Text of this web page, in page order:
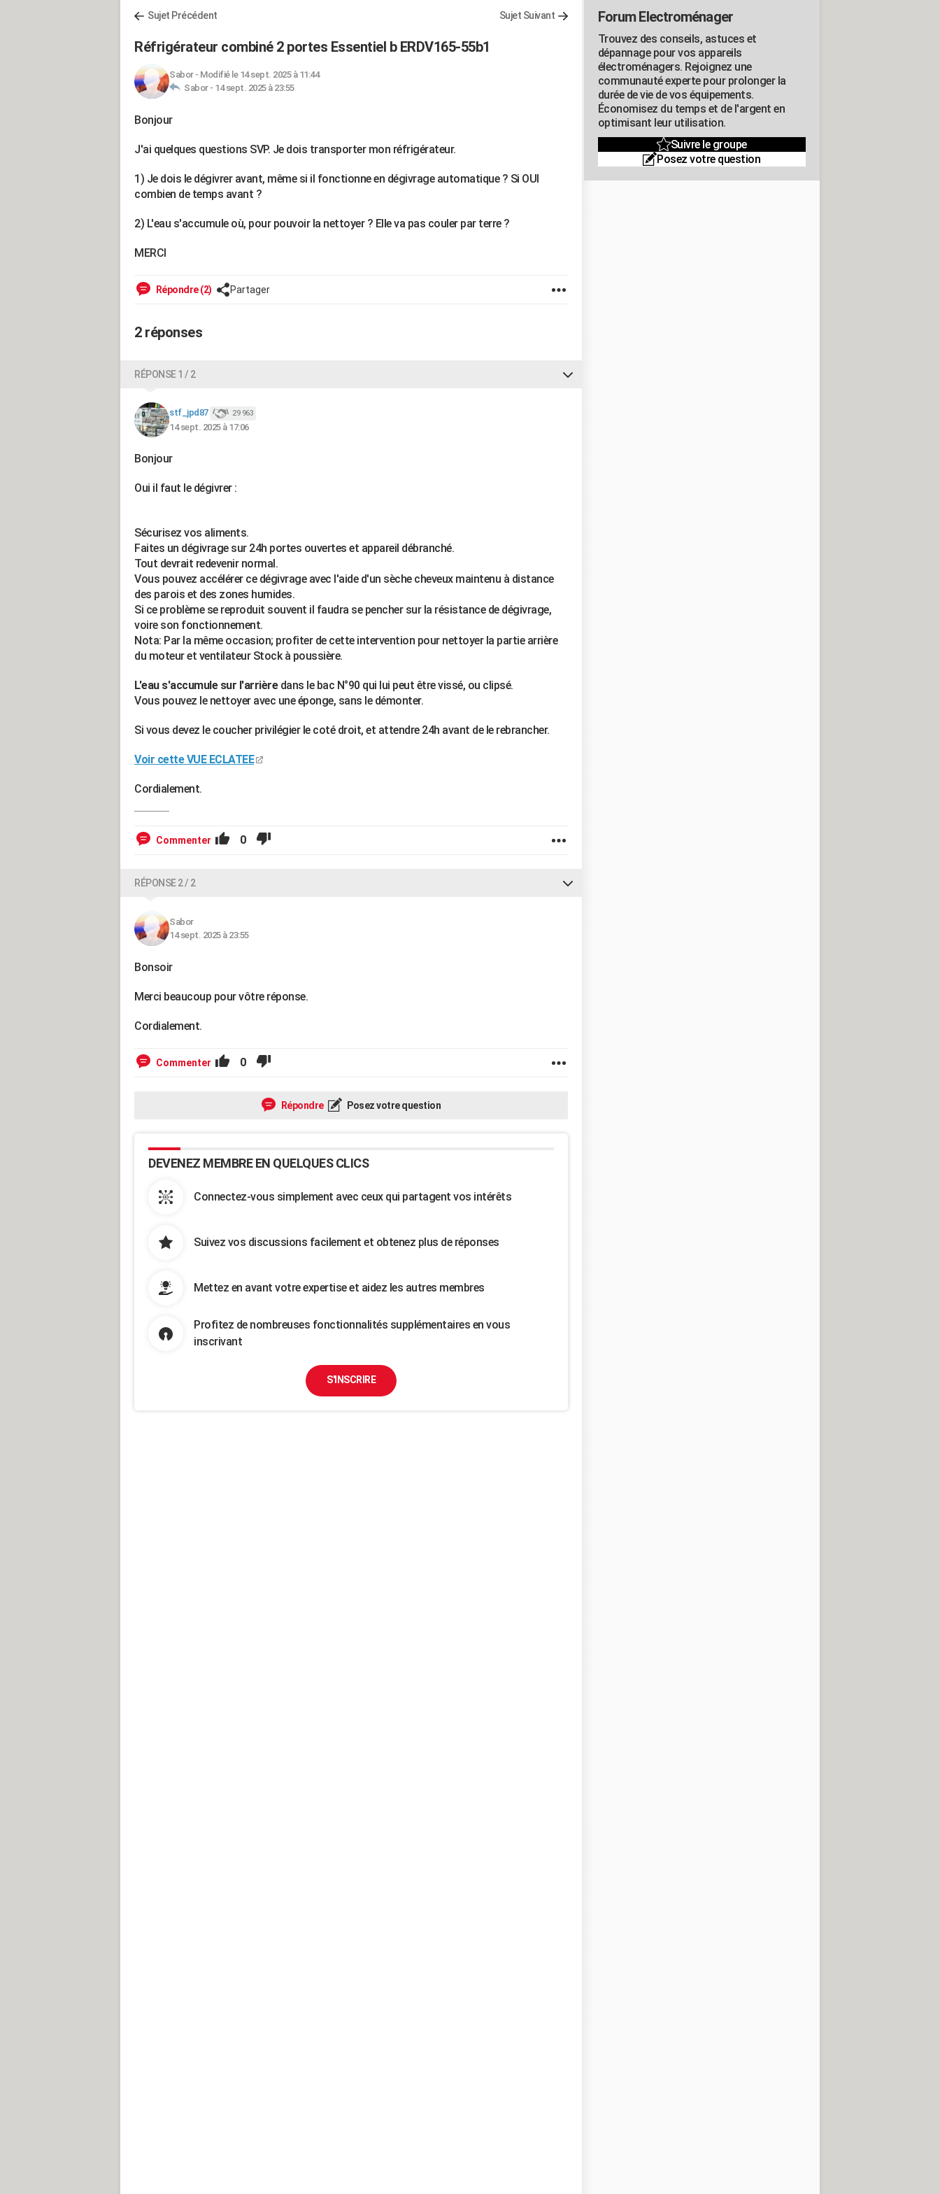
Sujet Précédent Sujet Suivant
Réfrigérateur combiné 2 portes Essentiel b ERDV165-55b1
Sabor- Modifié le 14 sept. 2025 à 11:44
Sabor - 14 sept. 2025 à 23:55
Bonjour
J'ai quelques questions SVP. Je dois transporter mon réfrigérateur.
1) Je dois le dégivrer avant, même si il fonctionne en dégivrage automatique ? Si OUI
combien de temps avant ?
2) L'eau s'accumule où, pour pouvoir la nettoyer ? Elle va pas couler par terre ?
MERCI
Répondre (2) Partager
2 réponses
RÉPONSE 1 / 2
stf_jpd87 29 963
14 sept. 2025 à 17:06
Bonjour
Oui il faut le dégivrer :
Sécurisez vos aliments.
Faites un dégivrage sur 24h portes ouvertes et appareil débranché.
Tout devrait redevenir normal.
Vous pouvez accélérer ce dégivrage avec l'aide d'un sèche cheveux maintenu à distance
des parois et des zones humides.
Si ce problème se reproduit souvent il faudra se pencher sur la résistance de dégivrage,
voire son fonctionnement.
Nota: Par la même occasion; profiter de cette intervention pour nettoyer la partie arrière
du moteur et ventilateur Stock à poussière.
L'eau s'accumule sur l'arrièredans le bac N°90 qui lui peut être vissé, ou clipsé.
Vous pouvez le nettoyer avec une éponge, sans le démonter.
Si vous devez le coucher privilégier le coté droit, et attendre 24h avant de le rebrancher.
Voir cette VUE ECLATEE
Cordialement.
Commenter 0
RÉPONSE 2 / 2
Sabor
14 sept. 2025 à 23:55
Bonsoir
Merci beaucoup pour vôtre réponse.
Cordialement.
Commenter 0
Répondre Posez votre question
DEVENEZ MEMBRE EN QUELQUES CLICS
Connectez-vous simplement avec ceux qui partagent vos intérêts
Suivez vos discussions facilement et obtenez plus de réponses
Mettez en avant votre expertise et aidez les autres membres
Profitez de nombreuses fonctionnalités supplémentaires en vous
inscrivant
S'INSCRIRE
Forum Electroménager
Trouvez des conseils, astuces et
dépannage pour vos appareils
électroménagers. Rejoignez une
communauté experte pour prolonger la
durée de vie de vos équipements.
Économisez du temps et de l'argent en
optimisant leur utilisation.
Suivre le groupe
Posez votre question